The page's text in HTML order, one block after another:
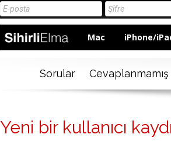
Mac iPhone/
Sorular Cevaplanmamış
Yeni bir kullanıcı kaydı